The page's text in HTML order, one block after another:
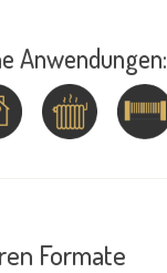
Anwendungen:
Formate